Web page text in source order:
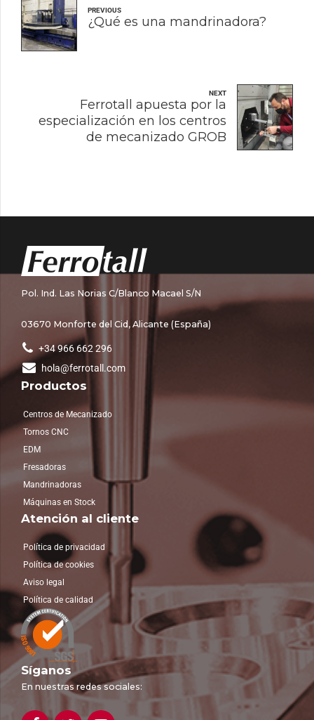
PREVIOUS
¿Qué es una mandrinadora?
NEXT
Ferrotall apuesta por la
especialización en los centros
de mecanizado GROB
Pol. Ind. Las Norias C/Blanco Macael S/N
03670 Monforte del Cid, Alicante (España)
+34 966 662 296
hola@ferrotall.com
Productos
Centros de Mecanizado
Tornos CNC
EDM
Fresadoras
Mandrinadoras
Máquinas en Stock
Atención al cliente
Política de privacidad
Política de cookies
Aviso legal
Política de calidad
Síganos
En nuestras redes sociales: